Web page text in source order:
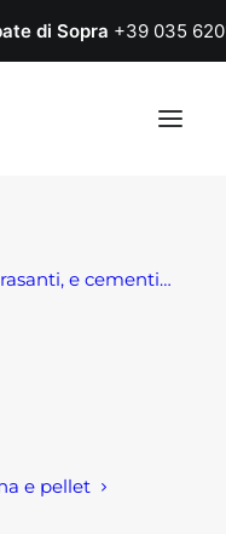
di Sopra +39 035
e cementi…
e pellet